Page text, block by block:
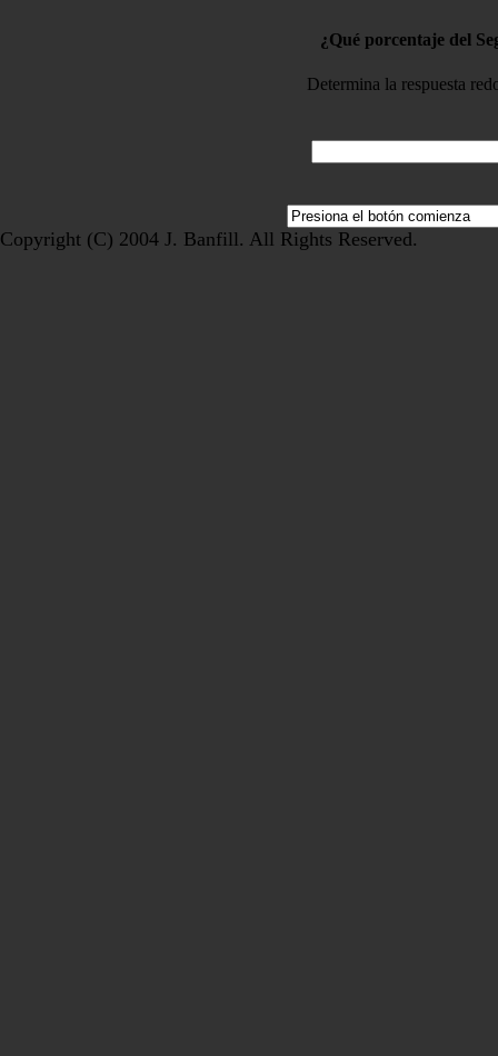
¿Qué porcentaje del
Determina la respuesta
Copyright (C) 2004 J. Banfill. All Rights Reserved.